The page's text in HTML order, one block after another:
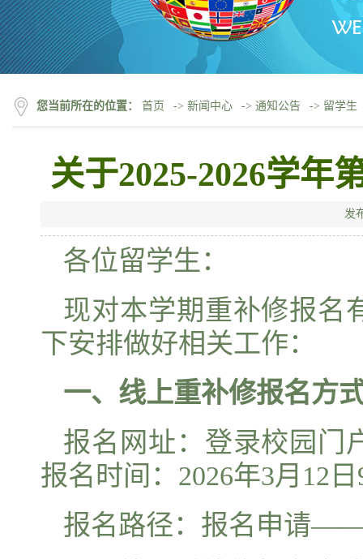
您当前所在的位置： 首页 -> 新闻中心 -> 通知公告 -> 留学生
关于2025-2026学年
发
各位留学生：
现对本学期重补修报名
下安排做好相关工作：
一、线上重补修报名方
报名网址：登录校园
报名时间：2026年3月12
报名路径：报名申请